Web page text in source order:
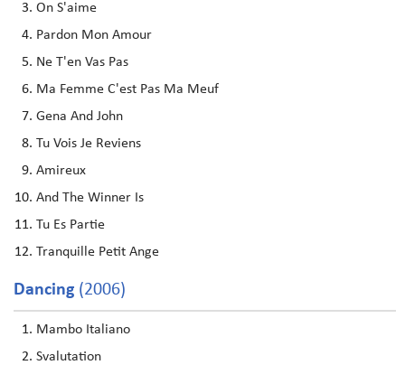
On S'aime
Pardon Mon Amour
Ne T'en Vas Pas
Ma Femme C'est Pas Ma Meuf
Gena And John
Tu Vois Je Reviens
Amireux
And The Winner Is
Tu Es Partie
Tranquille Petit Ange
Dancing (2006)
Mambo Italiano
Svalutation